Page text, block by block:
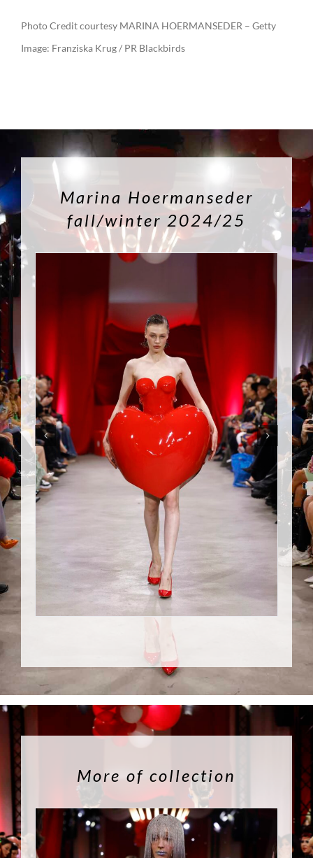
Photo Credit courtesy MARINA HOERMANSEDER – Getty
Image: Franziska Krug / PR Blackbirds
Marina Hoermanseder
fall/winter 2024/25
More of collection